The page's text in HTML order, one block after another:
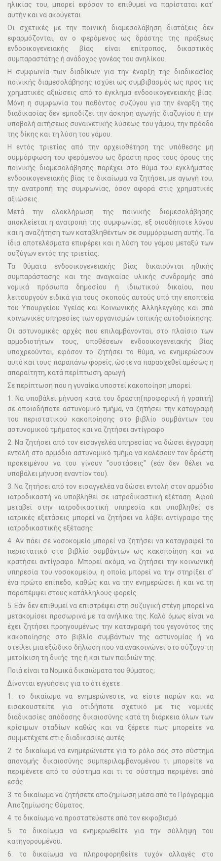
ηλικίας του, µπορεί εφόσον το επιθυµεί να παρίσταται κατ'
αυτήν και να ακούγεται.
Οι σχετικές µε την ποινική διαµεσολάβηση διατάξεις δεν
εφαρµόζονται, αν ο φερόµενος ως δράστης της πράξεως
ενδοοικογενειακής βίας είναι επίτροπος, δικαστικός
συµπαραστάτης ή ανάδοχος γονέας του ανηλίκου.
Η συµφωνία των διαδίκων για την έναρξη της διαδικασίας
ποινικής διαµεσολάβησης ισχύει ως συµβιβασµός ως προς τις
χρηµατικές αξιώσεις από το έγκληµα ενδοοικογενειακής βίας.
Μόνη η συµφωνία του παθόντος συζύγου για την έναρξη της
διαδικασίας δεν εµποδίζει την άσκηση αγωγής διαζυγίου ή την
υποβολή αιτήσεως συναινετικής λύσεως του γάµου, την πρόοδο
της δίκης και τη λύση του γάµου.
Η εντός τριετίας από την αρχειοθέτηση της υπόθεσης µη
συµµόρφωση του φερόµενου ως δράστη προς τους όρους της
ποινικής διαµεσολάβησης παρέχει στο θύµα του εγκλήµατος
ενδοοικογενειακής βίας το δικαίωµα να ζητήσει, µε αγωγή του,
την ανατροπή της συµφωνίας, όσον αφορά στις χρηµατικές
αξιώσεις.
Μετά την ολοκλήρωση της ποινικής διαµεσολάβησης
αποκλείεται η ανατροπή της συµφωνίας, εξ οιουδήποτε λόγου
και η αναζήτηση των καταβληθέντων σε συµµόρφωση αυτής. Τα
ίδια αποτελέσµατα επιφέρει και η λύση του γάµου µεταξύ των
συζύγων εντός της τριετίας.
Τα θύµατα ενδοοικογενειακής βίας δικαιούνται ηθικής
συµπαράστασης και της αναγκαίας υλικής συνδροµής από
νοµικά πρόσωπα δηµοσίου ή ιδιωτικού δικαίου, που
λειτουργούν ειδικά για τους σκοπούς αυτούς υπό την εποπτεία
του Υπουργείου Υγείας και Κοινωνικής Αλληλεγγύης και από
κοινωνικές υπηρεσίες των οργανισµών τοπικής αυτοδιοίκησης.
Οι αστυνοµικές αρχές που επιλαµβάνονται, στο πλαίσιο των
αρµοδιοτήτων τους, υποθέσεων ενδοοικογενειακής βίας
υποχρεούνται, εφόσον το ζητήσει το θύµα, να ενηµερώσουν
αυτό και τους παραπάνω φορείς, ώστε να παρασχεθεί αµέσως η
απαραίτητη, κατά περίπτωση, αρωγή.
Σε περίπτωση που η γυναίκα υποστεί κακοποίηση µπορεί:
1. Να υποβάλει µήνυση κατά του δράστη(προφορική ή γραπτή)
σε οποιοδήποτε αστυνοµικό τµήµα, να ζητήσει την καταγραφή
του περιστατικού κακοποίησης στο βιβλίο συµβάντων του
αστυνοµικού τµήµατος και να ζητήσει αντίγραφο
2. Να ζητήσει από τον εισαγγελέα υπηρεσίας να δώσει έγγραφη
εντολή στο αρµόδιο αστυνοµικό τµήµα να καλέσουν τον δράστη
προκειµένου να του γίνουν "συστάσεις" (εάν δεν θέλει να
υποβάλει µήνυση εναντίον του).
3. Να ζητήσει από τον εισαγγελέα να δώσει εντολή στον αρµόδιο
ιατροδικαστή να υποβληθεί σε ιατροδικαστική εξέταση. Αφού
µεταβεί στην ιατροδικαστική υπηρεσία και υποβληθεί σε
ιατρικές εξετάσεις µπορεί να ζητήσει να λάβει αντίγραφο της
ιατροδικαστικής εξέτασης.
4. Αν πάει σε νοσοκοµείο µπορεί να ζητήσει να καταγραφεί το
περιστατικό στο βιβλίο συµβάντων ως κακοποίηση και να
κρατήσει αντίγραφο. Μπορεί ακόµα, να ζητήσει την κοινωνική
υπηρεσία του νοσοκοµείου, η οποία µπορεί να την στηρίξει σ'
ένα πρώτο επίπεδο, καθώς και να την ενηµερώσει ή και να τη
παραπέµψει στους κατάλληλους φορείς.
5. Εάν δεν επιθυµεί να επιστρέψει στη συζυγική στέγη µπορεί να
µετακοµίσει προσωρινά µε τα ανήλικα της. Καλό όµως είναι να
έχει ζητήσει προηγουµένως την καταγραφή του γεγονότος της
κακοποίησης στο βιβλίο συµβάντων της αστυνοµίας ή να
στείλει µια εξώδικο δήλωση που να ανακοινώνει στο σύζυγο τη
µετοίκιση τη δικής της ή και των παιδιών της.
Ποιά είναι τα Νοµικά δικαιώµατα του θύµατος;
Δίνονται εγγυήσεις για το ότι έχετε :
1. το δικαίωµα να ενηµερώνεστε, να είστε παρών και να
εισακουστείτε για οτιδήποτε σχετικό µε τις νοµικές
διαδικασίες απόδοσης δικαιοσύνης κατά τη διάρκεια όλων των
κρίσιµων σταδίων καθώς και να ξέρετε πως µπορείτε να
συµµετέχετε στις διαδικασίες αυτές.
2. το δικαίωµα να ενηµερώνεστε για το ρόλο σας στο σύστηµα
απονοµής δικαιοσύνης συµπεριλαµβανοµένου τι µπορείτε να
περιµένετε από το σύστηµα και τι το σύστηµα περιµένει από
εσάς.
3. το δικαίωµα να ζητήσετε αποζηµίωση µέσα από το Πρόγραµµα
Αποζηµίωσης Θύµατος.
4. το δικαίωµα να προστατεύεστε από τον εκφοβισµό.
5. το δικαίωµα να ενηµερωθείτε για την σύλληψη του
κατηγορουµένου.
6. το δικαίωµα να πληροφορηθείτε τυχόν αλλαγές στο